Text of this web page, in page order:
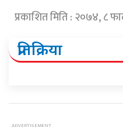
प्रकाशित मिति : २०७४, ८
प्रतिक्रिया